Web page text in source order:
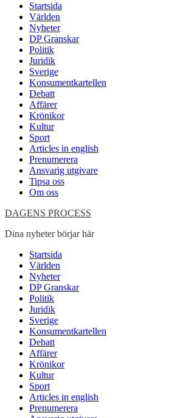
Startsida
Världen
Nyheter
DP Granskar
Politik
Juridik
Sverige
Konsumentkartellen
Debatt
Affärer
Krönikor
Kultur
Sport
Articles in english
Prenumerera
Ansvarig utgivare
Tipsa oss
Om oss
DAGENS PROCESS
Dina nyheter börjar här
Startsida
Världen
Nyheter
DP Granskar
Politik
Juridik
Sverige
Konsumentkartellen
Debatt
Affärer
Krönikor
Kultur
Sport
Articles in english
Prenumerera